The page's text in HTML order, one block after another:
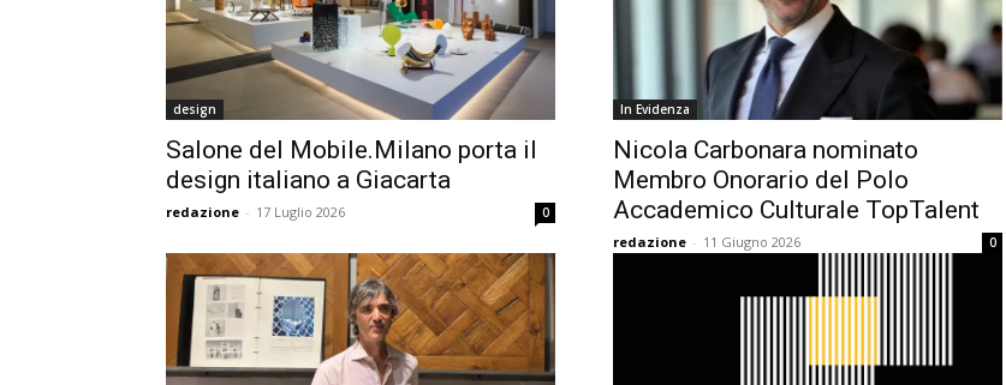
design
Salone del Mobile.Milano porta il
design italiano a Giacarta
redazione - 17 Luglio 2026 0
In Evidenza
Nicola Carbonara nominato
Membro Onorario del Polo
Accademico Culturale TopTalent
redazione - 11 Giugno 2026 0